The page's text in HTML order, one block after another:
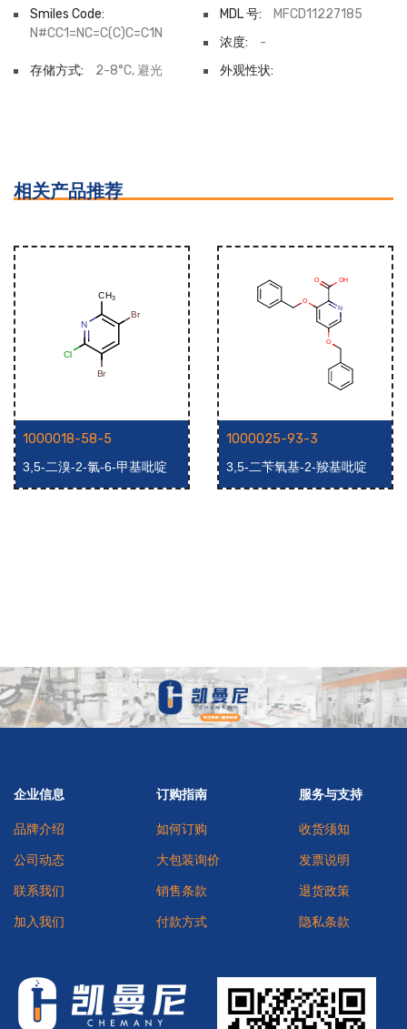
Smiles Code:
N#CC1=NC=C(C)C=C1N
MDL 号:
MFCD11227185
浓度:
-
存储方式:
2-8°C, 避光 外观性状:
相关产品推荐
1000018-58-5
3,5-二溴-2-氯-6-甲基吡啶
1000025-93-3
3,5-二苄氧基-2-羧基吡啶
企业信息
品牌介绍
公司动态
联系我们
加入我们
订购指南
如何订购
大包装询价
销售条款
付款方式
服务与支持
收货须知
发票说明
退货政策
隐私条款